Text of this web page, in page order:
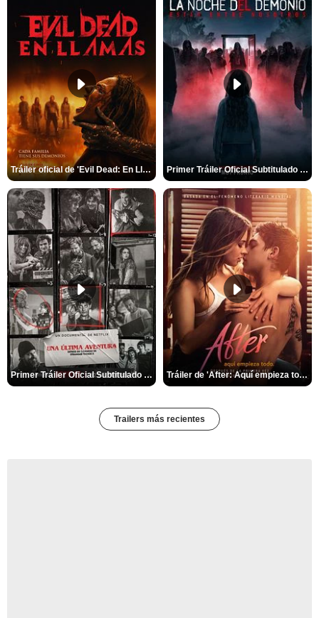
Tráiler oficial de 'Evil Dead: En Llamas' Primer Tráiler Oficial Subtitulado de 'La Noche Del Demonio: Están Entre Nosotros'
Primer Tráiler Oficial Subtitulado de 'Una última aventura: Detrás de cámaras de Stranger Things 5' Tráiler de 'After: Aquí empieza todo'
Trailers más recientes